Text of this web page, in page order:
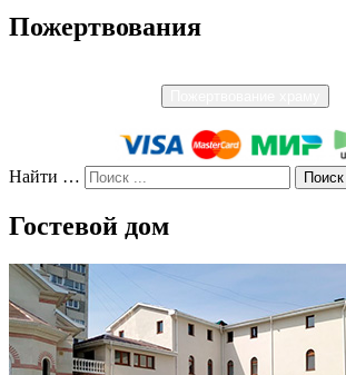
Пожертвования
Найти …
Гостевой дом